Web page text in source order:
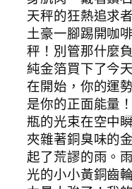
天秤的狂熱追求
土豪一腳踢開咖
秤！別管那什麼
純金箔買下了今
在開始，你的運
是你的正面能量
瓶的光束在空中
夾雜著銅臭味的
起了荒謬的雨。
光的小小黃銅齒